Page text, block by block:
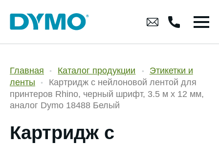
Главная Каталог продукции
Этикетки и
ленты
Картридж c нейлоновой лентой для
принтеров Rhino, черный шрифт, 3.5 м х 12 мм,
аналог Dymo 18488 Белый
Картридж c